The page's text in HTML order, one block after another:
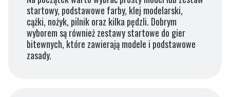
startowy, podstawowe farby, klej modelarski,
cążki, nożyk, pilnik oraz kilka pędzli. Dobrym
wyborem są również zestawy startowe do gier
bitewnych, które zawierają modele i podstawowe
zasady.